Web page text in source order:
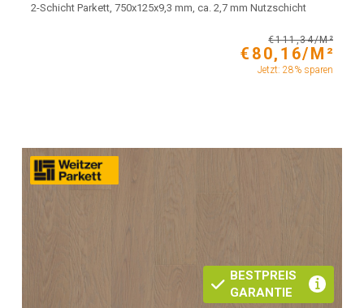
2-Schicht Parkett, 750x125x9,3 mm, ca. 2,7 mm Nutzschicht
€111,34/M²
€80,16/M²
Jetzt: 28% sparen
BESTPREIS
GARANTIE